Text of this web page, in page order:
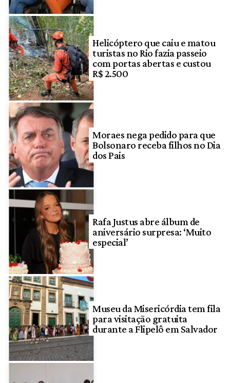
Helicóptero que caiu e matou
turistas no Rio fazia passeio
com portas abertas e custou
R$ 2.500
Moraes nega pedido para que
Bolsonaro receba filhos no Dia
dos Pais
Rafa Justus abre álbum de
aniversário surpresa: ‘Muito
especial’
Museu da Misericórdia tem fila
para visitação gratuita
durante a Flipelô em Salvador